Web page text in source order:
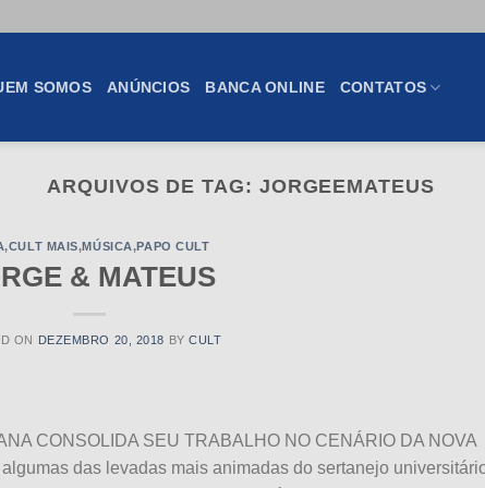
SOMOS ANÚNCIOS BANCA ONLINE CONTATOS
ARQUIVOS DE TAG: JORGEEMATEUS
,CULT MAIS,MÚSICA,PAPO CULT
& MATEUS
ON DEZEMBRO 20, 2018 BYCULT
CONSOLIDA SEU TRABALHO NO CENÁRIO DA NOVA
das levadas mais animadas do sertanejo